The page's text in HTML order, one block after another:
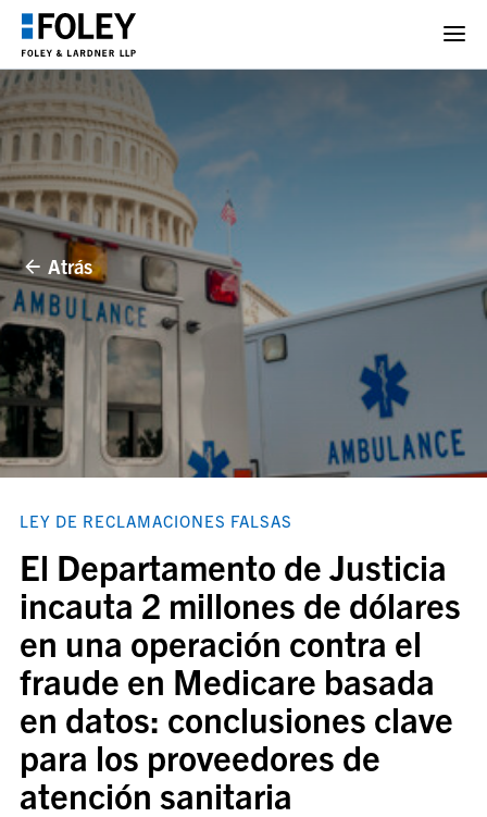
Atrás
LEY DE RECLAMACIONES FALSAS
El Departamento de Justicia
incauta 2 millones de dólares
en una operación contra el
fraude en Medicare basada
en datos: conclusiones clave
para los proveedores de
atención sanitaria